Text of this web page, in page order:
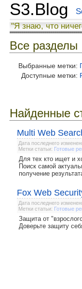
S3.Blog
"Я знаю, что
Все разделы
Выбранные метки:
Доступные метки:
Найденные
Multi Web
Дата последнего
Метки статьи: Готовые
Для тех кто ищет и
Поиск самой
получение
Fox Web
Дата последнего
Метки статьи: Готовые
Защита от
Доверьте защиту